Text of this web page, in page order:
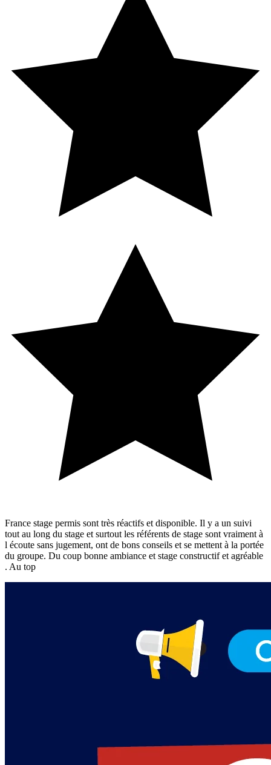
France stage permis sont très réactifs et disponible. Il y a un suivi
tout au long du stage et surtout les référents de stage sont vraiment à
l écoute sans jugement, ont de bons conseils et se mettent à la portée
du groupe. Du coup bonne ambiance et stage constructif et agréable
. Au top